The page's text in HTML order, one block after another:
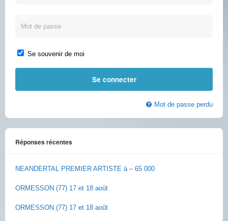
Se souvenir de moi
Mot de passe perdu
Réponses récentes
NEANDERTAL PREMIER ARTISTE à – 65 000
ORMESSON (77) 17 et 18 août
ORMESSON (77) 17 et 18 août